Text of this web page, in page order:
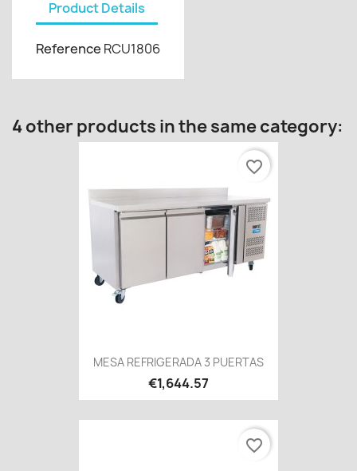
Product Details
Reference RCU1806
4 other products in the same category:
MESA REFRIGERADA 3 PUERTAS
€1,644.57
favorite_border
favorite_border